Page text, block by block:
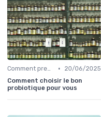
Comment prendre des probiotiques •
20/06/2025
Comment choisir le bon
probiotique pour vous